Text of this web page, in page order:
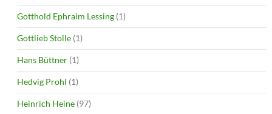
Gotthold Ephraim Lessing (1)
Gottlieb Stolle (1)
Hans Büttner (1)
Hedvig Prohl (1)
Heinrich Heine (97)